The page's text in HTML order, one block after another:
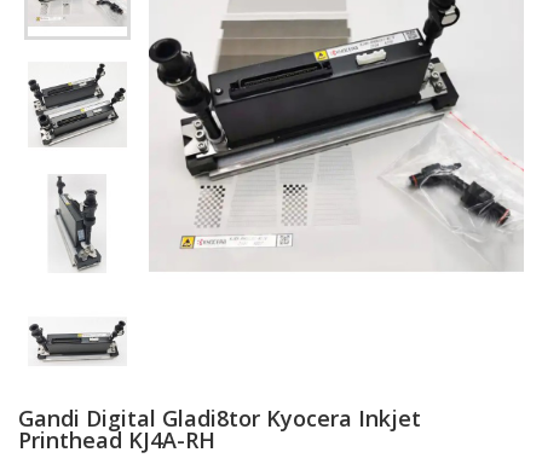
Gandi Digital Gladi8tor Kyocera Inkjet
Printhead KJ4A-RH